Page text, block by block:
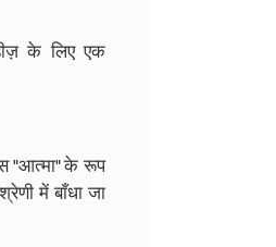
के लिए एक
"आत्मा" के रूप
में बाँधा जा